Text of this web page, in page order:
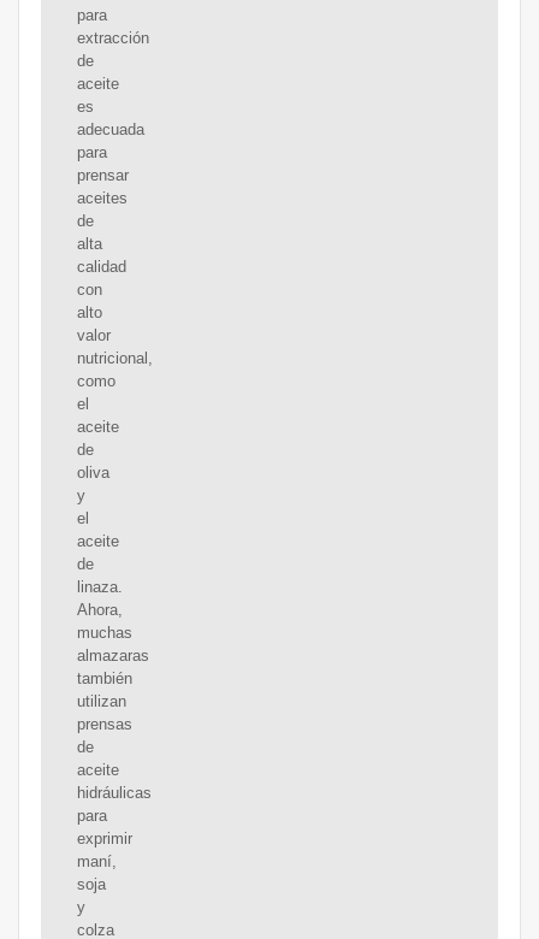
para
extracción
de
aceite
es
adecuada
para
prensar
aceites
de
alta
calidad
con
alto
valor
nutricional,
como
el
aceite
de
oliva
y
el
aceite
de
linaza.
Ahora,
muchas
almazaras
también
utilizan
prensas
de
aceite
hidráulicas
para
exprimir
maní,
soja
y
colza